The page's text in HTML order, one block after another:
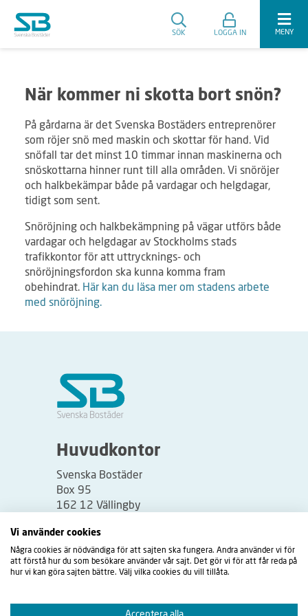
SÖK LOGGA IN MENY
När kommer ni skotta bort snön?
På gårdarna är det Svenska Bostäders entreprenörer
som röjer snö med maskin och skottar för hand. Vid
snöfall tar det minst 10 timmar innan maskinerna och
snöskottarna hinner runt till alla områden. Vi snöröjer
och halkbekämpar både på vardagar och helgdagar,
tidigt som sent.
Snöröjning och halkbekämpning på vägar utförs både
vardagar och helgdagar av Stockholms stads
trafikkontor för att uttrycknings- och
snöröjningsfordon ska kunna komma fram
obehindrat. Här kan du läsa mer om stadens arbete
med snöröjning.
Huvudkontor
Svenska Bostäder
Box 95
162 12 Vällingby
Besöksadress:
Vällingbyplan 2
Vi använder cookies
Några cookies är nödvändiga för att sajten ska fungera. Andra använder vi för
att förstå hur du som besökare använder vår sajt. Det gör vi för att får reda på
hur vi kan göra sajten bättre. Välj vilka cookies du vill tillåta.
Acceptera alla